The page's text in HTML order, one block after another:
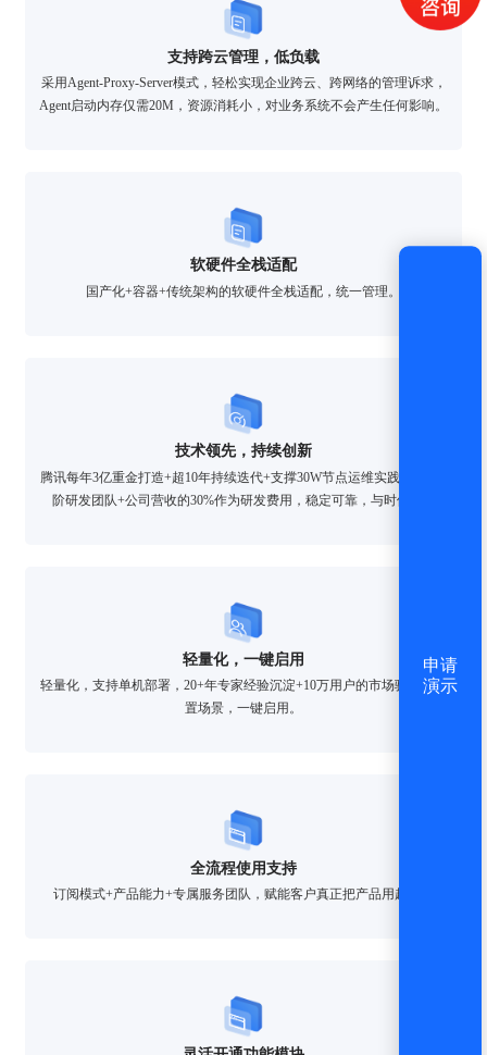
支持跨云管理，低负载
采用Agent-Proxy-Server模式，轻松实现企业跨云、跨网络的管理诉求，
Agent启动内存仅需20M，资源消耗小，对业务系统不会产生任何影响。
软硬件全栈适配
国产化+容器+传统架构的软硬件全栈适配，统一管理。
技术领先，持续创新
腾讯每年3亿重金打造+超10年持续迭代+支撑30W节点运维实践+300+高
阶研发团队+公司营收的30%作为研发费用，稳定可靠，与时俱进。
轻量化，一键启用
轻量化，支持单机部署，20+年专家经验沉淀+10万用户的市场验证，内
置场景，一键启用。
全流程使用支持
订阅模式+产品能力+专属服务团队，赋能客户真正把产品用起来。
获取验证码
登录
申请
演示